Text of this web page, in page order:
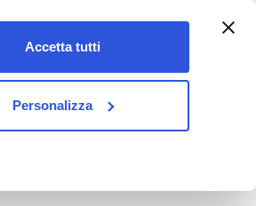
Accetta tutti
Personalizza
vet&pet